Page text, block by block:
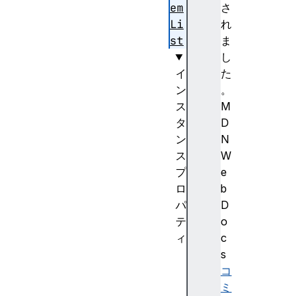
さ
れ
ま
し
た
。
M
D
N
W
e
b
D
o
c
s
コ
ミ
em
Li
st
イ
ン
ス
タ
ン
ス
プ
ロ
パ
テ
ィ